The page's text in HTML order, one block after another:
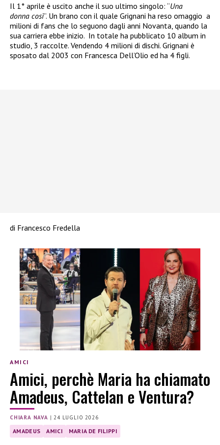
Il 1° aprile è uscito anche il suo ultimo singolo: “Una
donna così”. Un brano con il quale Grignani ha reso omaggio a
milioni di fans che lo seguono dagli anni Novanta, quando la
sua carriera ebbe inizio. In totale ha pubblicato 10 album in
studio, 3 raccolte. Vendendo 4 milioni di dischi. Grignani è
sposato dal 2003 con Francesca Dell’Olio ed ha 4 figli.
di Francesco Fredella
AMICI
Amici, perchè Maria ha chiamato
Amadeus, Cattelan e Ventura?
CHIARA NAVA |24 LUGLIO 2026
AMADEUS AMICI MARIA DE FILIPPI